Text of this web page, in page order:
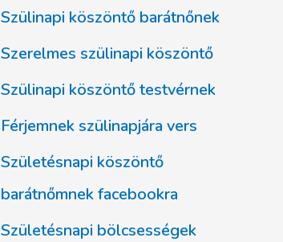
Szülinapi köszöntő barátnőnek
Szerelmes szülinapi köszöntő
Szülinapi köszöntő testvérnek
Férjemnek szülinapjára vers
Születésnapi köszöntő
barátnőmnek facebookra
Születésnapi bölcsességek